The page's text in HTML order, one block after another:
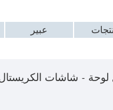
عبير
شاشات